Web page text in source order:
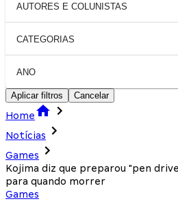
AUTORES E COLUNISTAS
CATEGORIAS
ANO
Aplicar filtros Cancelar
Home
Notícias
Games
Kojima diz que preparou "pen
para quando morrer
Games